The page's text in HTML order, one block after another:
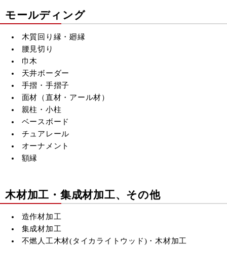
モールディング
木質回り縁・廻縁
腰見切り
巾木
天井ボーダー
手摺・手摺子
面材（直材・アール材）
親柱・小柱
ベースボード
チュアレール
オーナメント
額縁
木材加工・集成材加工、その他
造作材加工
集成材加工
不燃人工木材(タイカライトウッド)・木材加工